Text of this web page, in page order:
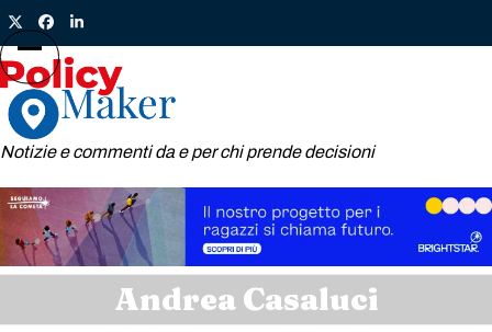
Skip
to
content
TwitterFacebook
LinkedIn
Notizie e commenti da e per chi prende decisioni
Open
mobile
menu
Close
mobile
menu
Andrea Casaluci